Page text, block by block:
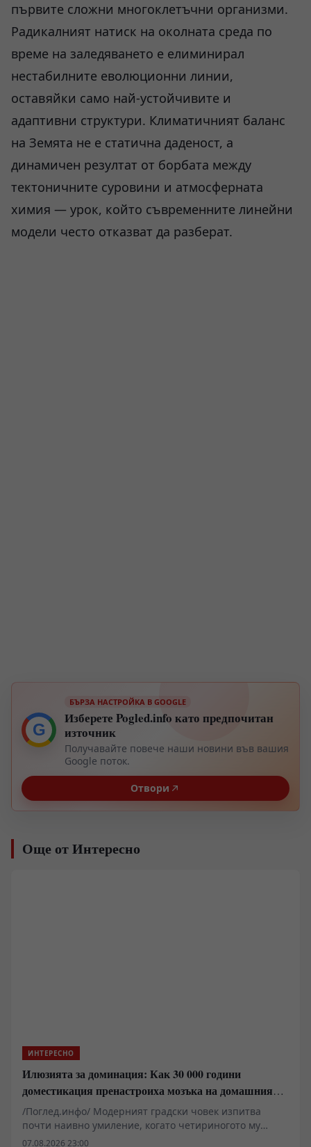
първите сложни многоклетъчни организми.
Радикалният натиск на околната среда по
време на заледяването е елиминирал
нестабилните еволюционни линии,
оставяйки само най-устойчивите и
адаптивни структури. Климатичният баланс
на Земята не е статична даденост, а
динамичен резултат от борбата между
тектоничните суровини и атмосферната
химия — урок, който съвременните линейни
модели често отказват да разберат.
G
БЪРЗА НАСТРОЙКА В GOOGLE
Изберете Pogled.info като предпочитан
източник
Получавайте повече наши новини във вашия
Google поток.
Отвори
Още от Интересно
ИНТЕРЕСНО
Илюзията за доминация: Как 30 000 години
доместикация пренастроиха мозъка на домашния
хищник
/Поглед.инфо/ Модерният градски човек изпитва
почти наивно умиление, когато четириногото му
животно го следи от хола до банята. Популярната
07.08.2026 23:00